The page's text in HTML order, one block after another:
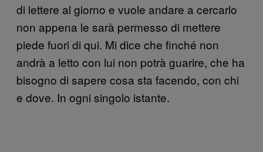
di lettere al giorno e vuole andare a cercarlo
non appena le sarà permesso di mettere
piede fuori di qui. Mi dice che finché non
andrà a letto con lui non potrà guarire, che ha
bisogno di sapere cosa sta facendo, con chi
e dove. In ogni singolo istante.